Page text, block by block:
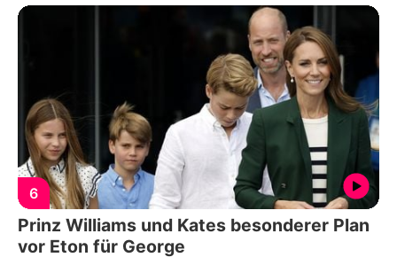
6
Prinz Williams und Kates besonderer Plan
vor Eton für George